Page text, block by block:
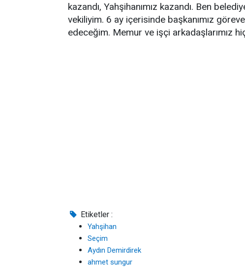
kazandı, Yahşihanımız kazandı. Ben
vekiliyim. 6 ay içerisinde başkanımız
edeceğim. Memur ve işçi arkadaşlarımız
Etiketler :
Yahşihan
Seçim
Aydın Demirdirek
ahmet sungur